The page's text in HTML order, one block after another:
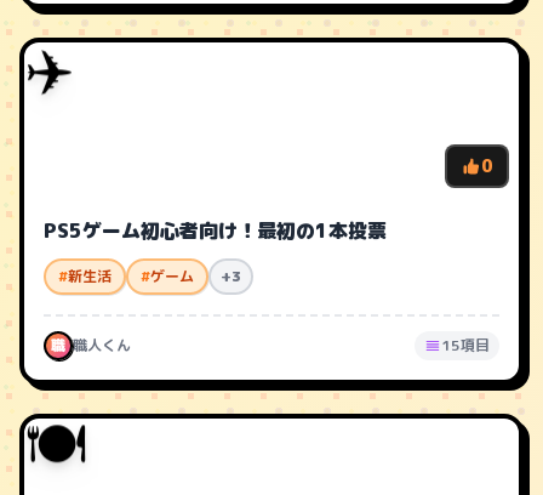
✈️
0
PS5ゲーム初心者向け！最初の1本投票
#新生活 #ゲーム +3
職 職人くん 15項目
🍽️